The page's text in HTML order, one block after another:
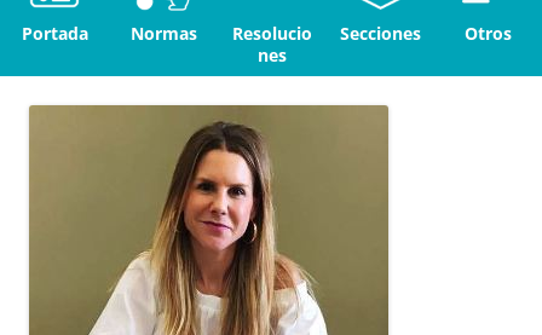
Portada Normas
Resolucio
nes
Secciones Otros